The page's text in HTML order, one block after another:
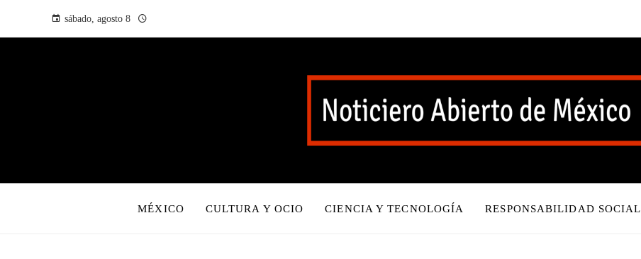
sábado, agosto 8
MÉXICO CULTURA Y OCIO CIENCIA Y TECNOLOGÍA RESPONSABILIDAD SOCIAL